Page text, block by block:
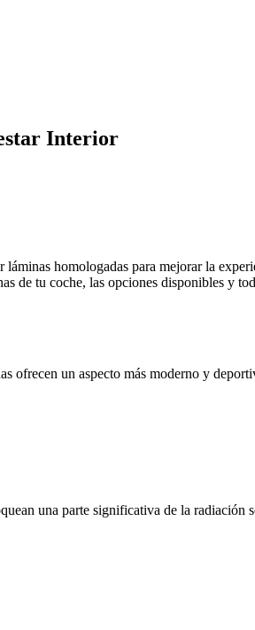
Interior
homologadas para mejorar la
de tu coche, las opciones disponibles y
ofrecen un aspecto más moderno y
una parte significativa de la radiación